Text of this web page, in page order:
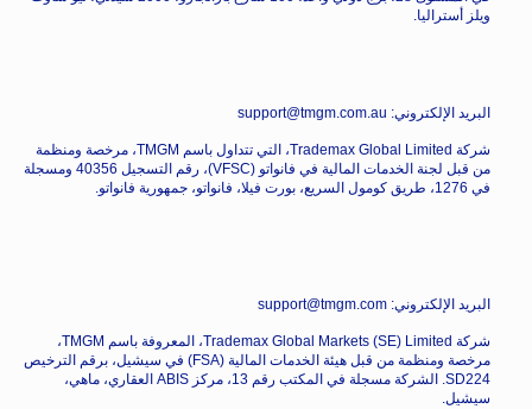
ويلز أستراليا.
البريد الإلكتروني: support@tmgm.com.au
شركة Trademax Global Limited، التي تتداول باسم TMGM، مرخصة ومنظمة
من قبل لجنة الخدمات المالية في فانواتو (VFSC)، رقم التسجيل 40356 ومسجلة
في 1276، طريق كومول السريع، بورت فيلا، فانواتو، جمهورية فانواتو.
البريد الإلكتروني: support@tmgm.com
شركة Trademax Global Markets (SE) Limited، المعروفة باسم TMGM،
مرخصة ومنظمة من قبل هيئة الخدمات المالية (FSA) في سيشيل، برقم الترخيص
SD224. الشركة مسجلة في المكتب رقم 13، مركز ABIS العقاري، ماهي،
سيشيل.